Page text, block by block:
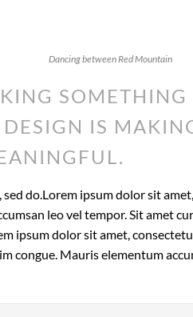
Dancing between Red Mountain
IS
do.Lorem ipsum dolor sit
leo vel tempor. Sit amet
ipsum dolor sit amet,
congue. Mauris elementum